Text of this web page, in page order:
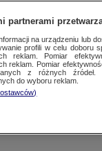
O ŚWIECIE
partnerami
na urządzeniu lub
profili w celu doboru
reklam. Pomiar
reklam. Pomiar
z różnych źródeł.
do wyboru reklam.